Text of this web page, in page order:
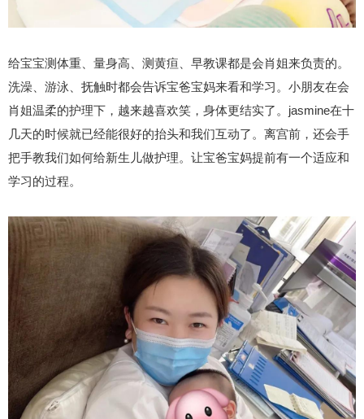
给宝宝测体重、量身高、测黄疸、早教课都是会肖姐来负责的。
洗澡、游泳、抚触时都会告诉宝爸宝妈来看和学习。小朋友在会
肖姐温柔的护理下，越来越喜欢笑，身体更结实了。jasmine在十
几天的时候就已经能很好的抬头和我们互动了。离宫前，还会手
把手教我们如何给新生儿做护理。让宝爸宝妈提前有一个适应和
学习的过程。